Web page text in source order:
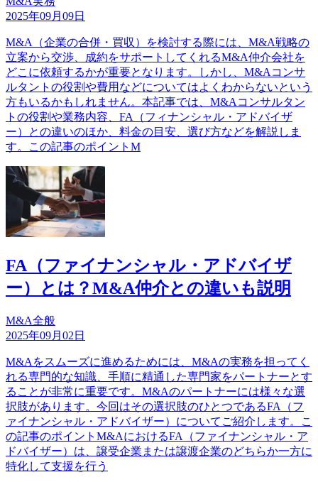
2025年09月09日
M&A（企業の合併・買収）を検討する際には、M&A戦略の
立案から交渉、成約をサポートしてくれるM&A仲介会社を
どこに依頼するかが重要となります。しかし、M&Aコンサ
ルタントの役割や費用などについてはよくわからないという
方もいるかもしれません。本記事では、M&Aコンサルタン
トの役割や業務内容、FA（フィナンシャル・アドバイザ
ー）との違いのほか、料金の目安、選び方などを解説しま
す。この記事のポイントM
FA（ファイナンシャル・アドバイザ
ー）とは？M&A仲介との違いも説明
M&A全般
2025年09月02日
M&Aをスムーズに進めるためには、M&Aの実務を担ってく
れる専門的な知識、手順に精通した専門家をパートナーとす
ることが非常に重要です。M&Aのパートナーには様々な選
択肢があります。今回はその選択肢のひとつであるFA（フ
ァイナンシャル・アドバイザー）についてご紹介します。こ
の記事のポイントM&AにおけるFA（ファイナンシャル・ア
ドバイザー）は、譲受企業または譲渡企業のどちらか一方に
特化して支援を行う